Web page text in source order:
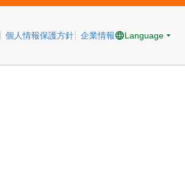
個人情報保護方針 企業情報 Language